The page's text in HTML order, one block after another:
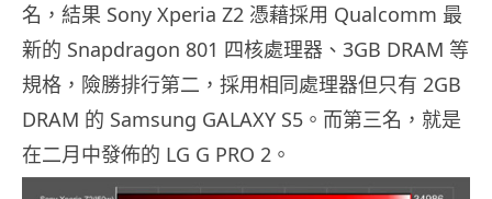
名，結果 Sony Xperia Z2 憑藉採用 Qualcomm 最
新的 Snapdragon 801 四核處理器、3GB DRAM 等
規格，險勝排行第二，採用相同處理器但只有 2GB
DRAM 的 Samsung GALAXY S5。而第三名，就是
在二月中發佈的 LG G PRO 2。